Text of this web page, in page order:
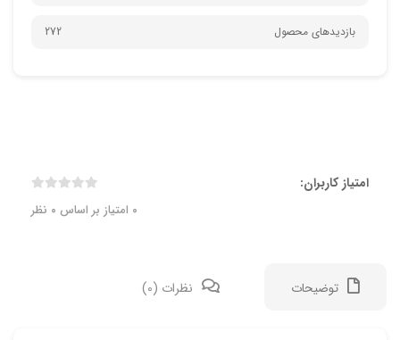
بازدیدهای محصول 272
توضیحات نظرات (0)
امتیاز کاربران:
0 امتیاز بر اساس 0 نظر